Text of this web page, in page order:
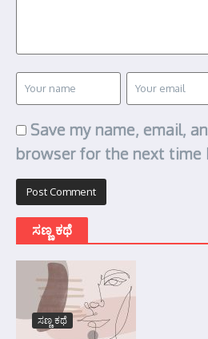
Save my name, email,
browser for the next time
ಸಣ್ಣ ಕಥೆ
ಸಣ್ಣ ಕಥೆ